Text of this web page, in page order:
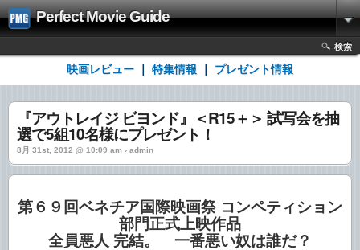
Perfect Movie Guide
検索
映画レビュー 特集情報 プレゼント情報
『アウトレイジ ビヨンド』＜R15＋＞ 試写会を抽
選で5組10名様にプレゼント！
8月 31st, 2012 @ 10:09 am › admin
第６９回ベネチア国際映画祭 コンペティション
部門正式上映作品
全員悪人 完結。 一番悪い奴は誰だ？